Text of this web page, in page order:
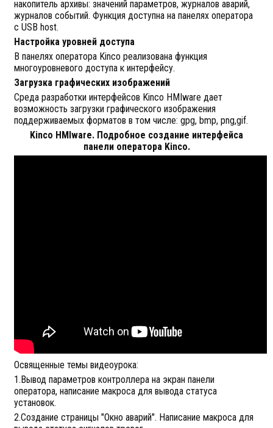
накопитель архивы: значений параметров, журналов аварий,
журналов событий. Функция доступна на панелях оператора
с USB host.
Настройка уровней доступа
В панелях оператора Kinco реализована функция
многоуровневого доступа к интерфейсу.
Загрузка графических изображений
Среда разработки интерфейсов Kinco HMIware дает
возможность загрузки графического изображения
поддерживаемых форматов в том числе: gpg, bmp, png,gif.
Kinco HMIware. Подробное создание интерфейса
панели оператора Kinco.
Освященные темы видеоурока:
1.Вывод параметров контроллера на экран панели
оператора, написание макроса для вывода статуса
установок.
2.Создание страницы "Окно аварий". Написание макроса для